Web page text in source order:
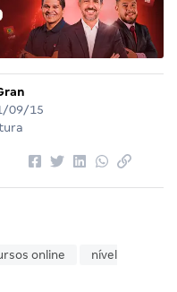
09/15
online
nível